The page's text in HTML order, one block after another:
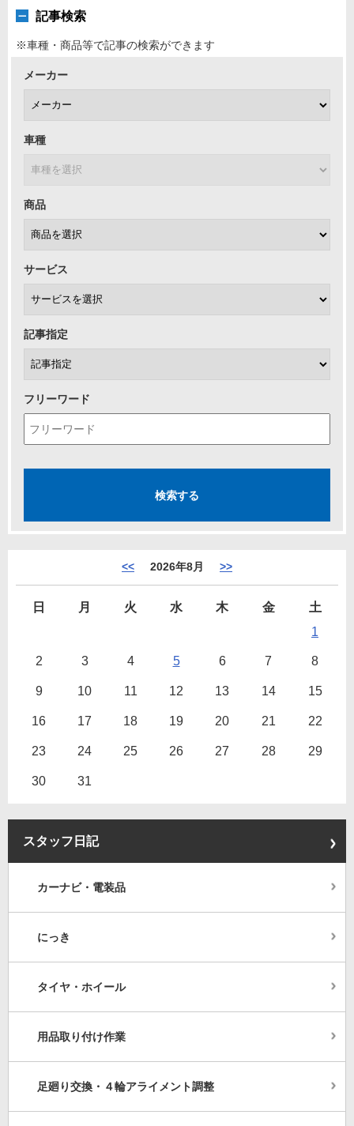
記事検索
※車種・商品等で記事の検索ができます
メーカー
車種
商品
サービス
記事指定
フリーワード
<< 2026年8月 >>
日 月 火 水 木 金
土
1
2 3 4 5 6 7 8
9 10 11 12 13 14 15
16 17 18 19 20 21 22
23 24 25 26 27 28 29
30 31
スタッフ日記
カーナビ・電装品
にっき
タイヤ・ホイール
用品取り付け作業
足廻り交換・４輪アライメント調整